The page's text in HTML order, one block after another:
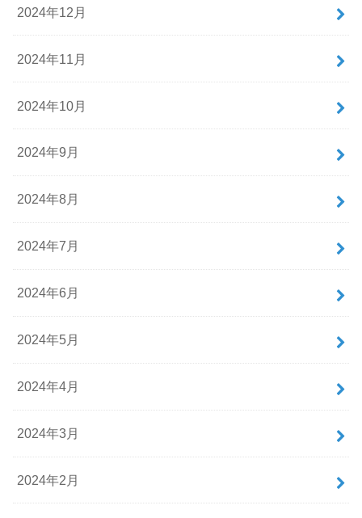
2024年12月
2024年11月
2024年10月
2024年9月
2024年8月
2024年7月
2024年6月
2024年5月
2024年4月
2024年3月
2024年2月